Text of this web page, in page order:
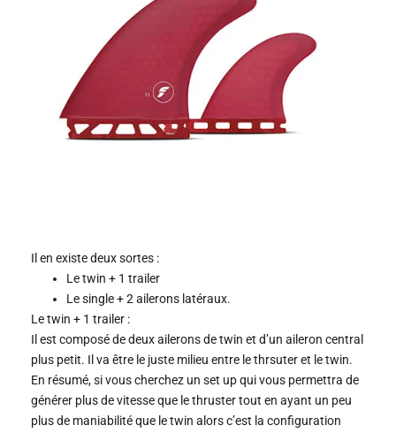
Il en existe deux sortes :
Le twin + 1 trailer
Le single + 2 ailerons latéraux.
Le twin + 1 trailer :
Il est composé de deux ailerons de twin et d’un aileron central
plus petit. Il va être le juste milieu entre le thrsuter et le twin.
En résumé, si vous cherchez un set up qui vous permettra de
générer plus de vitesse que le thruster tout en ayant un peu
plus de maniabilité que le twin alors c’est la configuration